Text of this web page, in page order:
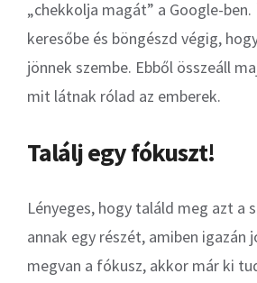
„chekkolja magát” a Google-
keresőbe és böngészd végig,
jönnek szembe. Ebből összeáll
mit látnak rólad az emberek.
Találj egy fókuszt!
Lényeges, hogy találd meg azt a
annak egy részét, amiben igazán
megvan a fókusz, akkor már ki